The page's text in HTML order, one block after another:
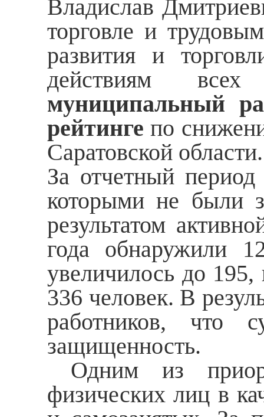
Владислав
торговле и
развития и
действиям
муниципальный
рейтинге по
Саратовской
За отчетный
которыми не были
результатом
года обнаружили
увеличилось до
336 человек. В
работников, что
защищенность.
Одним из
физических лиц в